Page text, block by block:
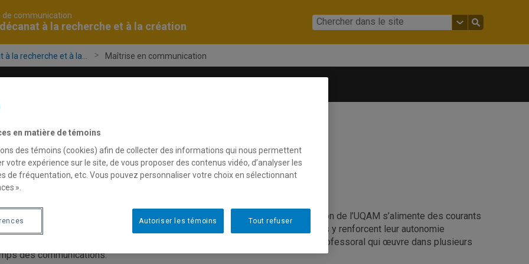
de communication
à la recherche et à la création
la recherche et à la... Maîtrise en communication
en communication
sur les savoirs reconnus en communication, la maîtrise en communication de l’UQAM s’alimente des courants
qui interrogent et renouvellent les pratiques. Les étudiantes et étudiants y renforcent leur autonomie
leur esprit critique et leurs habiletés techniques auprès d’un corps professoral qui œuvre dans plusieurs
des communications.
en matière de témoins
des témoins (cookies) afin de collecter des informations qui nous permettent
votre expérience sur le site, de vous proposer des contenus vidéo, d’analyser les
de fréquentation, etc. Vous pouvez personnaliser votre choix en sélectionnant
».
Tout refuser
Autoriser les témoins